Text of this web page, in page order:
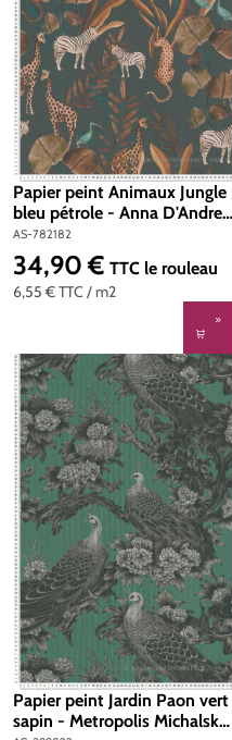
Papier peint Animaux Jungle
bleu pétrole - Anna D'Andrea
d'A.S. Création | Réf. AS-
782182
AS-782182
6,55 €TTC / m2
Prix régulier :
34,90 € TTC le rouleau
Papier peint Jardin Paon vert
sapin - Metropolis Michalsky